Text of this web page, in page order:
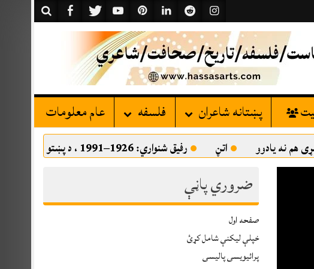
پښتانه شاعران فلسفه عام معلومات
اتڼ رفيق شنواري: 1926–1991 ، د پښتو موسيقۍ ستره اثاثه
ضروري پاڼې
صفحه اول
خپلې ليکنې شامل کړئ
پرائیویسی پالیسی